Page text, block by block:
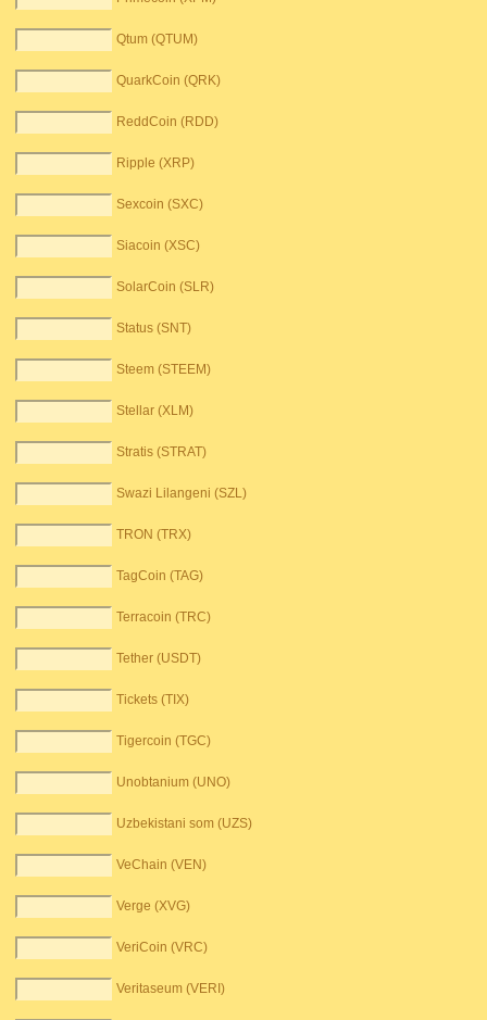
Qtum (QTUM)
QuarkCoin (QRK)
ReddCoin (RDD)
Ripple (XRP)
Sexcoin (SXC)
Siacoin (XSC)
SolarCoin (SLR)
Status (SNT)
Steem (STEEM)
Stellar (XLM)
Stratis (STRAT)
Swazi Lilangeni (SZL)
TRON (TRX)
TagCoin (TAG)
Terracoin (TRC)
Tether (USDT)
Tickets (TIX)
Tigercoin (TGC)
Unobtanium (UNO)
Uzbekistani som (UZS)
VeChain (VEN)
Verge (XVG)
VeriCoin (VRC)
Veritaseum (VERI)